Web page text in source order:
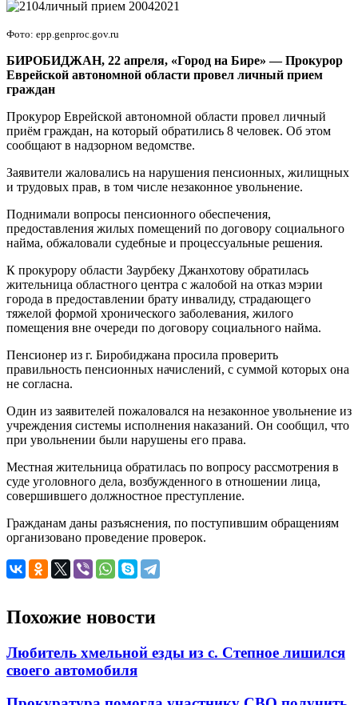
Фото: epp.genproc.gov.ru
БИРОБИДЖАН, 22 апреля, «Город на Бире» —Прокурор
Еврейской автономной области провел личный прием
граждан
Прокурор Еврейской автономной области провел личный
приём граждан, на который обратились 8 человек. Об этом
сообщают в надзорном ведомстве.
Заявители жаловались на нарушения пенсионных, жилищных
и трудовых прав, в том числе незаконное увольнение.
Поднимали вопросы пенсионного обеспечения,
предоставления жилых помещений по договору социального
найма, обжаловали судебные и процессуальные решения.
К прокурору области Заурбеку Джанхотову обратилась
жительница областного центра с жалобой на отказ мэрии
города в предоставлении брату инвалиду, страдающего
тяжелой формой хронического заболевания, жилого
помещения вне очереди по договору социального найма.
Пенсионер из г. Биробиджана просила проверить
правильность пенсионных начислений, с суммой которых она
не согласна.
Один из заявителей пожаловался на незаконное увольнение из
учреждения системы исполнения наказаний. Он сообщил, что
при увольнении были нарушены его права.
Местная жительница обратилась по вопросу рассмотрения в
суде уголовного дела, возбужденного в отношении лица,
совершившего должностное преступление.
Гражданам даны разъяснения, по поступившим обращениям
организовано проведение проверок.
Похожие новости
Любитель хмельной езды из с. Степное лишился
своего автомобиля